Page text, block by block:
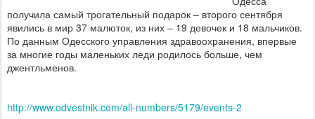
получила самый трогательный подарок – второго сентября
явились в мир 37 малюток, из них – 19 девочек и 18 мальчиков.
По данным Одесского управления здравоохранения, впервые
за многие годы маленьких леди родилось больше, чем
джентльменов.
http://www.odvestnik.com/all-numbers/5179/events-2